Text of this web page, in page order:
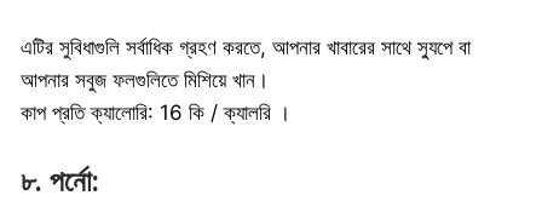
এটির সুবিধাগুলি সর্বাধিক গ্রহণ করতে, আপনার খাবারের সাথে স্যুপে বা
আপনার সবুজ ফলগুলিতে মিশিয়ে খান।
কাপ প্রতি ক্যালোরি: 16 কি / ক্যালরি ।
৮. পর্নো: